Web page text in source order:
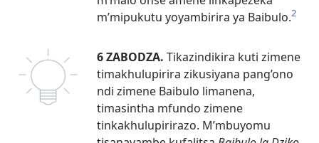
m’mipukutu yoyambirira ya Baibulo.2
6 ZABODZA. Tikazindikira kuti zimene
timakhulupirira zikusiyana pang’ono
ndi zimene Baibulo limanena,
timasintha mfundo zimene
tinkakhulupirirazo. M’mbuyomu